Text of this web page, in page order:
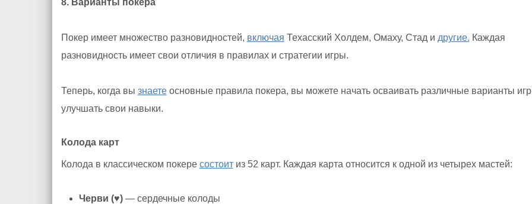
8. Варианты покера
Покер имеет множество разновидностей, включая Техасский Холдем, Омаху, Стад и другие. Каждая
разновидность имеет свои отличия в правилах и стратегии игры.
Теперь, когда вы знаетеосновные правила покера, вы можете начать осваивать различные варианты
улучшать свои навыки.
Колода карт
Колода в классическом покере состоитиз 52 карт. Каждая карта относится к одной из четырех мастей:
Черви (♥)— сердечные колоды